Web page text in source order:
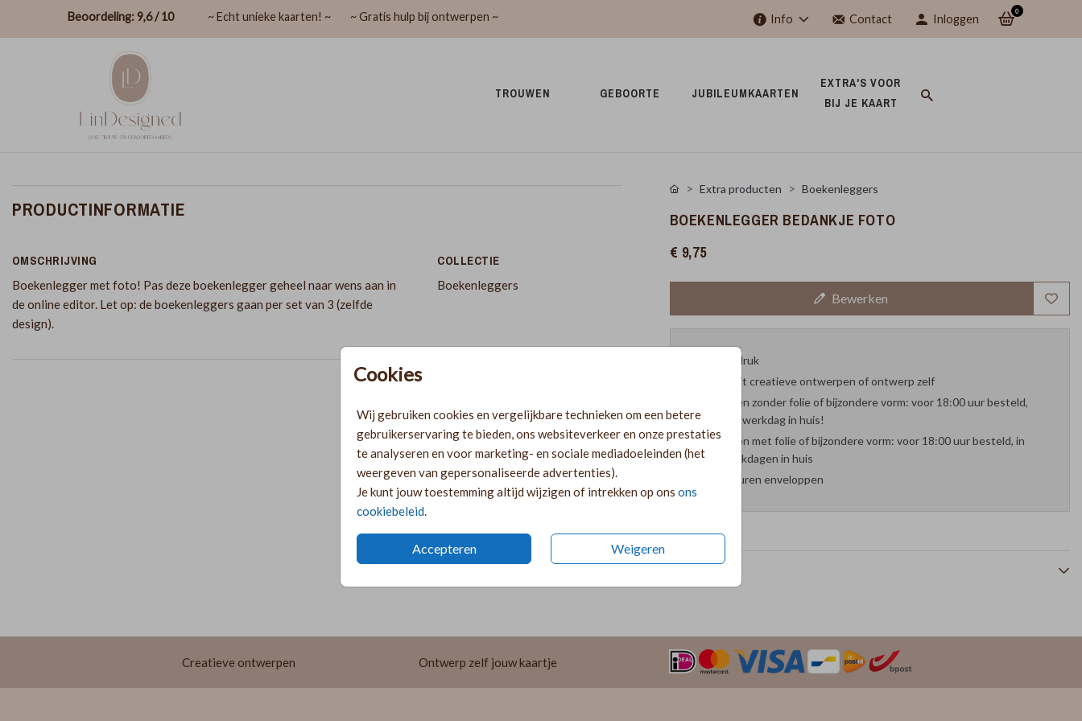
Beoordeling: 9,6 / 10 ~ Echt unieke kaarten! ~ ~ Gratis hulp bij ontwerpen ~ Info Contact Inloggen
0
TROUWEN GEBOORTE JUBILEUMKAARTEN
EXTRA'S VOOR
BIJ JE KAART
Cookies
Wij gebruiken cookies en vergelijkbare technieken om een betere
gebruikerservaring te bieden, ons websiteverkeer en onze prestaties
te analyseren en voor marketing- en sociale mediadoeleinden (het
weergeven van gepersonaliseerde advertenties).
Je kunt jouw toestemming altijd wijzigen of intrekken op ons ons
cookiebeleid
Accepteren Weigeren
PRODUCTINFORMATIE
OMSCHRIJVING
Boekenlegger met foto! Pas deze boekenlegger geheel naar wens aan in
de online editor. Let op: de boekenleggers gaan per set van 3 (zelfde
design).
COLLECTIE
Boekenleggers
Extra producten Boekenleggers
BOEKENLEGGER BEDANKJE FOTO
€ 9,75
Bewerken
Proefdruk
Kies uit creatieve ontwerpen of ontwerp zelf
Kaarten zonder folie of bijzondere vorm: voor 18:00 uur besteld,
volgende werkdag in huis!
Kaarten met folie of bijzondere vorm: voor 18:00 uur besteld, in
twee werkdagen in huis
29 kleuren enveloppen
Creatieve ontwerpen Ontwerp zelf jouw kaartje